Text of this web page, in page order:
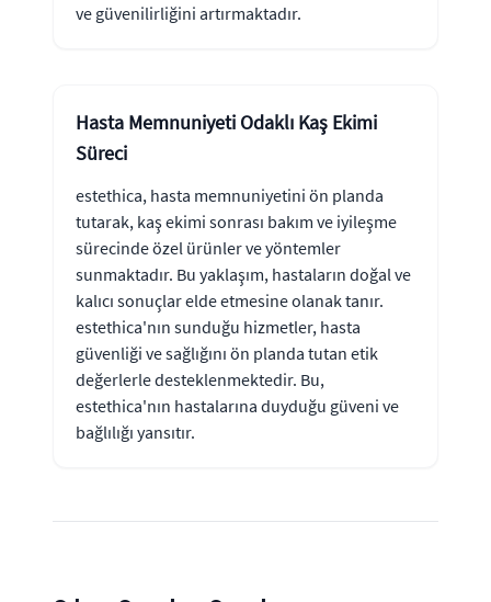
ve güvenilirliğini artırmaktadır.
Hasta Memnuniyeti Odaklı Kaş Ekimi
Süreci
estethica, hasta memnuniyetini ön planda
tutarak, kaş ekimi sonrası bakım ve iyileşme
sürecinde özel ürünler ve yöntemler
sunmaktadır. Bu yaklaşım, hastaların doğal ve
kalıcı sonuçlar elde etmesine olanak tanır.
estethica'nın sunduğu hizmetler, hasta
güvenliği ve sağlığını ön planda tutan etik
değerlerle desteklenmektedir. Bu,
estethica'nın hastalarına duyduğu güveni ve
bağlılığı yansıtır.